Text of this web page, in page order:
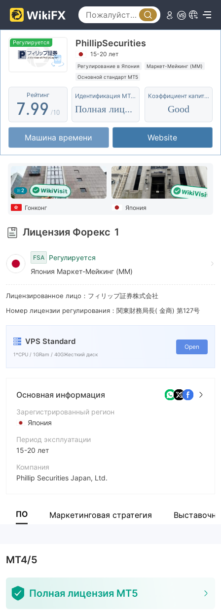
Регулируется PhillipSecurities
15-20 лет
Регулирование в Япония
Маркет-Мейкинг (MM)
Основной стандарт MT5
Рейтинг
2
3
4
6
7
8
9
.
4
5
6
8
9
4
5
6
8
9 /10
Идентификация MT4/5
Полная лицензия
Коэффициент капитала
Good
Машина времени Website
2
Гонконг Япония
Лицензия Форекс 1
FSA
Регулируется
Япония Маркет-Мейкинг (MM)
Лицензированное лицо：フィリップ証券株式会社
Номер лицензии регулирования：関東財務局長( 金商) 第127号
VPS Standard
1*CPU / 1GRam / 40GЖесткий диск
Open
Основная информация
Зарегистрированный регион
Япония
Период эксплуатации
15-20 лет
Компания
Phillip Securities Japan, Ltd.
Сотрудник компании
ПО Маркетинговая стратегия
MT4/5
Полная лицензия MT5